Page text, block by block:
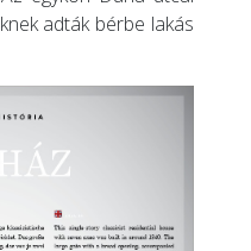
adták bérbe lakás